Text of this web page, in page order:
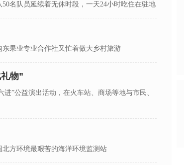
名队员延续着无休时段，一天24小时吃住在驻地
果业专业合作社又忙着做大乡村旅游
物”
进”公益演出活动，在火车站、商场等地与市民、
方环境最艰苦的海洋环境监测站